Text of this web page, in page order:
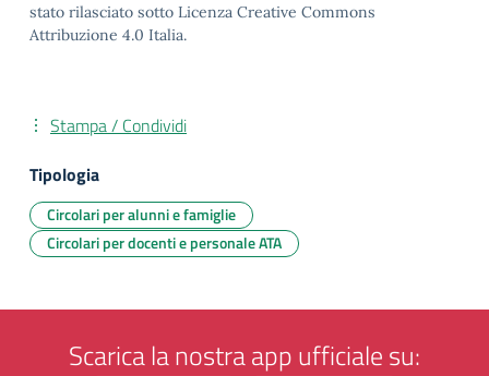
stato rilasciato sotto Licenza Creative Commons
Attribuzione 4.0 Italia.
Stampa / Condividi
Tipologia
Circolari per alunni e famiglie
Circolari per docenti e personale ATA
Scarica la nostra app ufficiale su: